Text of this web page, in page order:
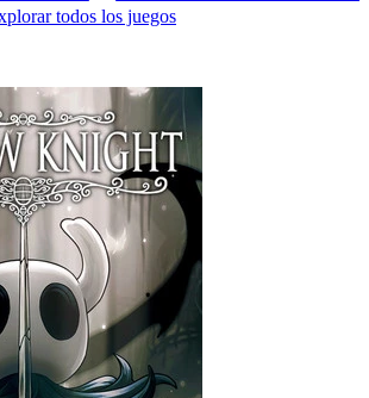
todos los juegos